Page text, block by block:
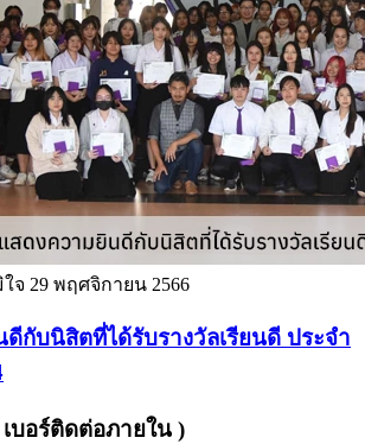
จ 29 พฤศจิกายน 2566
กับนิสิตที่ได้รับรางวัลเรียนดี ประจำ
บอร์ติดต่อภายใน )